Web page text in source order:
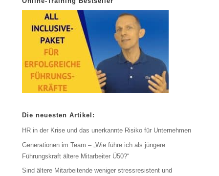
Die neuesten Artikel:
HR in der Krise und das unerkannte Risiko für Unternehmen
Generationen im Team – „Wie führe ich als jüngere
Führungskraft ältere Mitarbeiter Ü50?“
Sind ältere Mitarbeitende weniger stressresistent und